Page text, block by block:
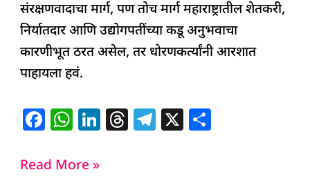
संरक्षणवादाचा मार्ग, पण तोच मार्ग महाराष्ट्रातील शेतकरी,
निर्यातदार आणि उद्योगपतींच्या कडू अनुभवाचा
कारणीभूत ठरत असेल, तर धोरणकर्त्यांनी आरशात
पाहायला हवं.
F
c
W
at
Li T T X
Read More »